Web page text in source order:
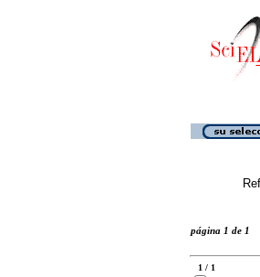
página 1 de 1
1 / 1